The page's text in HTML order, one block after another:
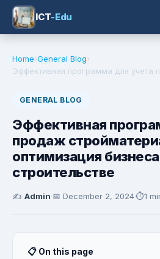
ICT-Edu
Home›General Blog›
Эффективная программа для учета
GENERAL BLOG
Эффективная
продаж
оптимизация
строительстве
✍️ Admin·📅 December 2, 2024·⏱️1
📋 On this page